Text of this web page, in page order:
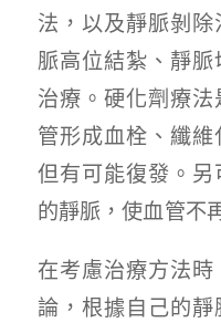
法，以及靜脈剝
脈高位結紮、靜
治療。硬化劑療
管形成血栓、纖維
但有可能復發。
的靜脈，使血管不
在考慮治療方法
論，根據自己的